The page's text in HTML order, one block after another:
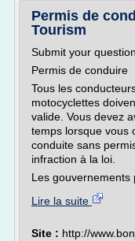
Permis de
Tourism
Submit your
Permis de conduire
Tous les
motocyclettes
valide. Vous devez
temps lorsque vous
conduite sans
infraction à la loi.
Les gouvernements
Lire la suite
Site : http://